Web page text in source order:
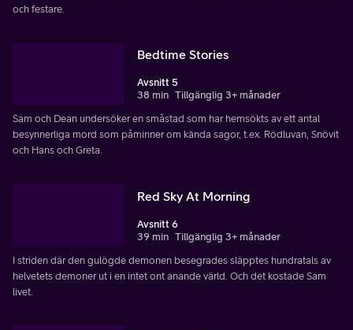
och festare.
Bedtime Stories
Avsnitt 5
38 min Tillgänglig 3+ månader
Sam och Dean undersöker en småstad som har hemsökts av ett antal
besynnerliga mord som påminner om kända sagor, t.ex. Rödluvan, Snövit
och Hans och Greta.
Red Sky At Morning
Avsnitt 6
39 min Tillgänglig 3+ månader
I striden där den gulögde demonen besegrades släpptes hundratals av
helvetets demoner ut i en intet ont anande värld. Och det kostade Sam
livet.